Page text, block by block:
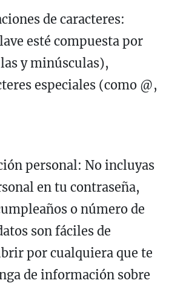
de caracteres:
esté compuesta por
y minúsculas),
especiales (como @,
personal: No incluyas
en tu contraseña,
o número de
son fáciles de
por cualquiera que te
de información sobre